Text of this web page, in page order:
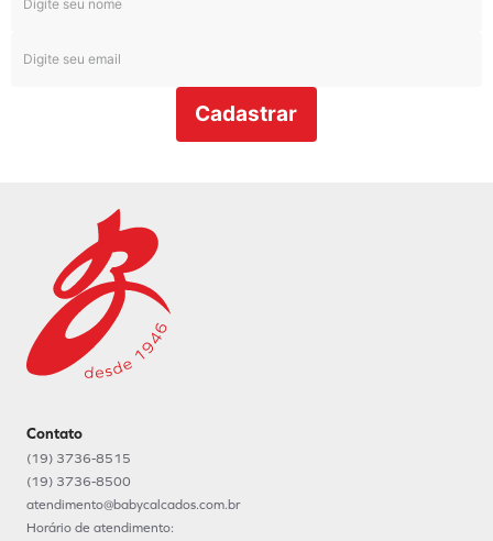
Cadastrar
Contato
(19) 3736-8515
(19) 3736-8500
atendimento@babycalcados.com.br
Horário de atendimento: